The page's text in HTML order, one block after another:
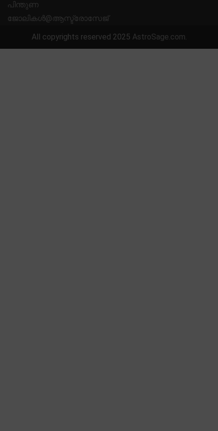
പിന്തുണ
ജോലികൾ@ആസ്ട്രോസേജ്
All copyrights reserved 2025 AstroSage.com.